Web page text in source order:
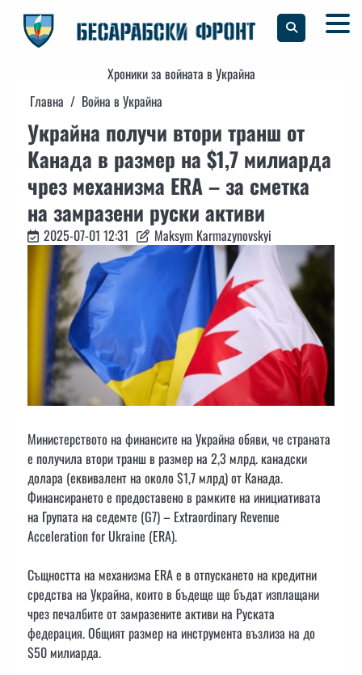
content
Хроники за войната в Украйна
Главна
Война в Украйна
Украйна получи втори транш от
Канада в размер на $1,7 милиарда
чрез механизма ERA – за сметка
на замразени руски активи
2025-07-01 12:31 Maksym Karmazynovskyi
Министерството на финансите на Украйна обяви, че страната
е получила втори транш в размер на 2,3 млрд. канадски
долара (еквивалент на около $1,7 млрд) от Канада.
Финансирането е предоставено в рамките на инициативата
на Групата на седемте (G7) – Extraordinary Revenue
Acceleration for Ukraine (ERA).
Същността на механизма ERA е в отпускането на кредитни
средства на Украйна, които в бъдеще ще бъдат изплащани
чрез печалбите от замразените активи на Руската
федерация. Общият размер на инструмента възлиза на до
$50 милиарда.